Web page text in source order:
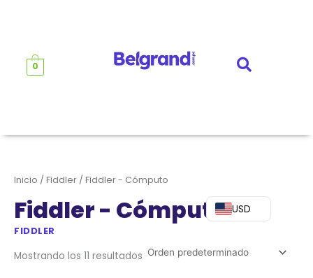
0
USD
Inicio / Fiddler / Fiddler - Cómputo
Fiddler - Cómputo
FIDDLER
Mostrando los 11 resultados